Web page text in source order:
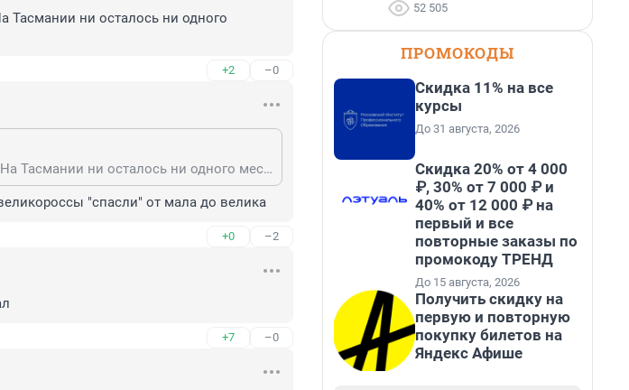
ни осталось ни одного
+2 –0
Да, интересный фильм.Полный геноцид.На Тасмании ни осталось ни одного местного аборигена.
"спасли" от мала до велика
+0 –2
+7 –0
52 505
ПРОМОКОДЫ
Скидка 11% на все
курсы
До 31 августа, 2026
Скидка 20% от 4 000
₽, 30% от 7 000 ₽ и
40% от 12 000 ₽ на
первый и все
повторные заказы по
промокоду ТРЕНД
До 15 августа, 2026
Получить скидку на
первую и повторную
покупку билетов на
Яндекс Афише